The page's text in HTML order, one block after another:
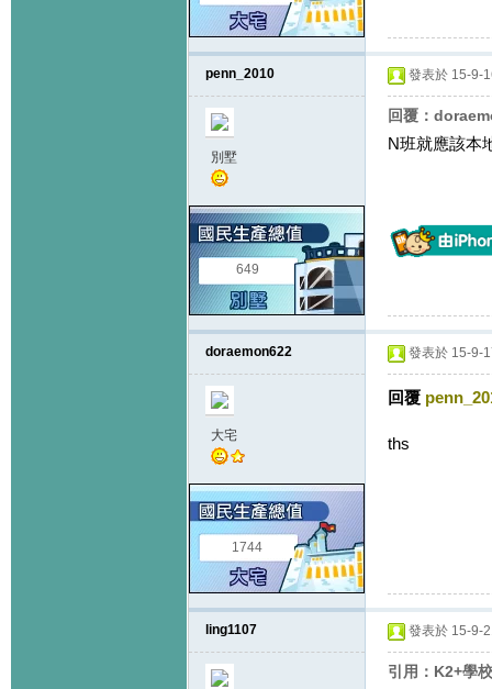
penn_2010
別墅
649
發表於 15-9-
回覆：
N班就應該本
doraemon622
大宅
1744
發表於 15-9-
回覆
ths
ling1107 發表於 15-9-
引用：K2+學